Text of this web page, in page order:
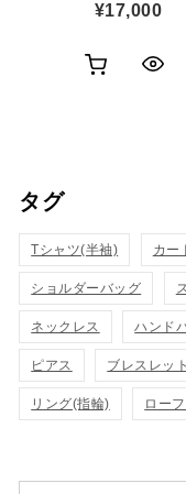
¥17,000
タグ
Tシャツ(半袖) カー
ショルダーバッグ
ネックレス ハンド
ピアス ブレスレット
リング(指輪) ロー